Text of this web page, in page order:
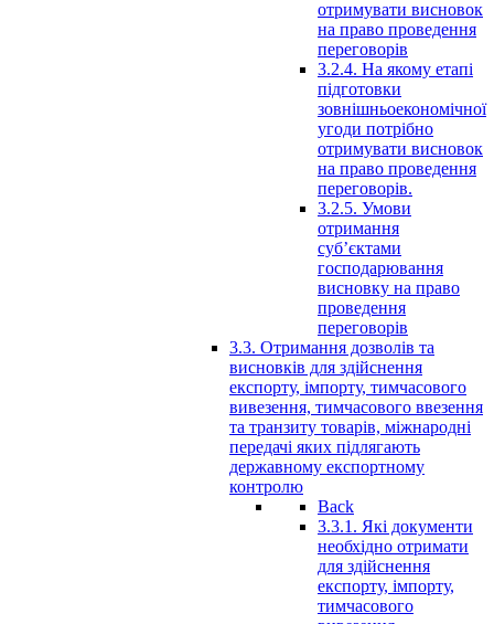
отримувати висновок
на право проведення
переговорів
3.2.4. На якому етапі
підготовки
зовнішньоекономічної
угоди потрібно
отримувати висновок
на право проведення
переговорів.
3.2.5. Умови
отримання
суб’єктами
господарювання
висновку на право
проведення
переговорів
3.3. Отримання дозволів та
висновків для здійснення
експорту, імпорту, тимчасового
вивезення, тимчасового ввезення
та транзиту товарів, міжнародні
передачі яких підлягають
державному експортному
контролю
Back
3.3.1. Які документи
необхідно отримати
для здійснення
експорту, імпорту,
тимчасового